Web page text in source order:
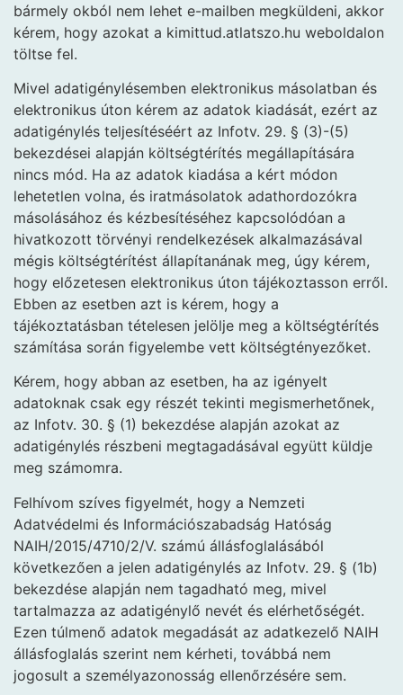
bármely okból nem lehet e-mailben megküldeni, akkor
kérem, hogy azokat a kimittud.atlatszo.hu weboldalon
töltse fel.
Mivel adatigénylésemben elektronikus másolatban és
elektronikus úton kérem az adatok kiadását, ezért az
adatigénylés teljesítéséért az Infotv. 29. § (3)-(5)
bekezdései alapján költségtérítés megállapítására
nincs mód. Ha az adatok kiadása a kért módon
lehetetlen volna, és iratmásolatok adathordozókra
másolásához és kézbesítéséhez kapcsolódóan a
hivatkozott törvényi rendelkezések alkalmazásával
mégis költségtérítést állapítanának meg, úgy kérem,
hogy előzetesen elektronikus úton tájékoztasson erről.
Ebben az esetben azt is kérem, hogy a
tájékoztatásban tételesen jelölje meg a költségtérítés
számítása során figyelembe vett költségtényezőket.
Kérem, hogy abban az esetben, ha az igényelt
adatoknak csak egy részét tekinti megismerhetőnek,
az Infotv. 30. § (1) bekezdése alapján azokat az
adatigénylés részbeni megtagadásával együtt küldje
meg számomra.
Felhívom szíves figyelmét, hogy a Nemzeti
Adatvédelmi és Információszabadság Hatóság
NAIH/2015/4710/2/V. számú állásfoglalásából
következően a jelen adatigénylés az Infotv. 29. § (1b)
bekezdése alapján nem tagadható meg, mivel
tartalmazza az adatigénylő nevét és elérhetőségét.
Ezen túlmenő adatok megadását az adatkezelő NAIH
állásfoglalás szerint nem kérheti, továbbá nem
jogosult a személyazonosság ellenőrzésére sem.